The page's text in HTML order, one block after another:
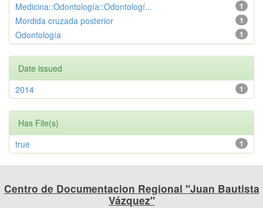
1
Medicina::Odontología::Odontologí...
1
Mordida cruzada posterior
1
Odontología
Date issued
1
2014
Has File(s)
1
true
Centro de Documentacion Regional "Juan Bautista
Vázquez"